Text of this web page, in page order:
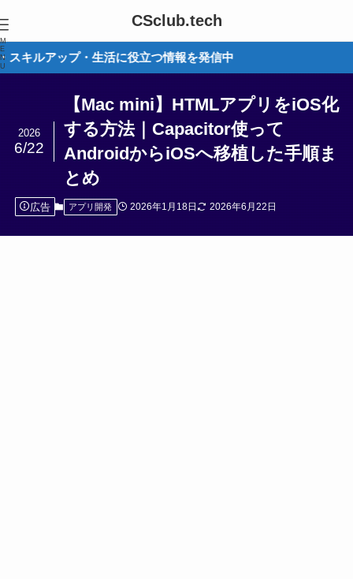
CSclub.tech
M
E
N
U
・生活に役立つ情報を発信中
【Mac mini】HTMLアプリをiOS化
する方法｜Capacitor使って
AndroidからiOSへ移植した手順ま
とめ
2026
6/22
広告 アプリ開発 2026年1月18日 2026年6月22日